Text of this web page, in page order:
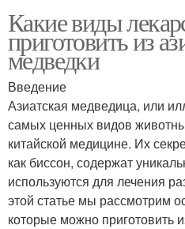
Какие виды
приготовить из
медведки
Введение
Азиатская медведица, или
самых ценных видов
китайской медицине. Их
как биссон, содержат
используются для лечения
этой статье мы рассмотрим
которые можно приготовить